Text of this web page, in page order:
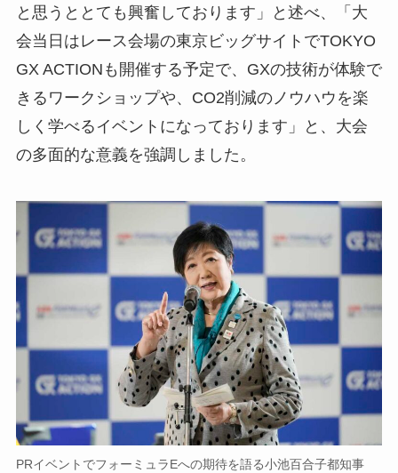
と思うととても興奮しております」と述べ、「大
会当日はレース会場の東京ビッグサイトでTOKYO
GX ACTIONも開催する予定で、GXの技術が体験で
きるワークショップや、CO2削減のノウハウを楽
しく学べるイベントになっております」と、大会
の多面的な意義を強調しました。
PRイベントでフォーミュラEへの期待を語る小池百合子都知事